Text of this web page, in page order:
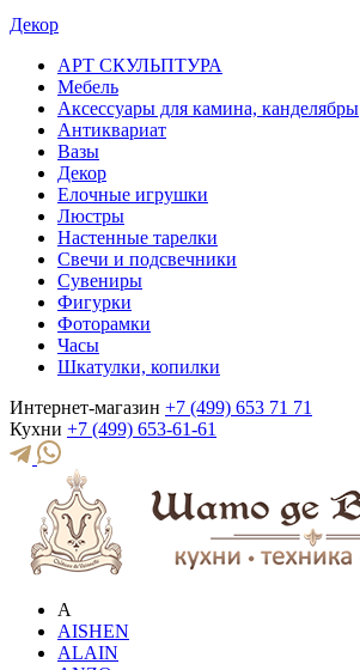
Декор
АРТ СКУЛЬПТУРА
Мебель
Аксессуары для камина, канделябры
Антиквариат
Вазы
Декор
Елочные игрушки
Люстры
Настенные тарелки
Свечи и подсвечники
Сувениры
Фигурки
Фоторамки
Часы
Шкатулки, копилки
Интернет-магазин +7 (499) 653 71 71
Кухни +7 (499) 653-61-61
A
AISHEN
ALAIN